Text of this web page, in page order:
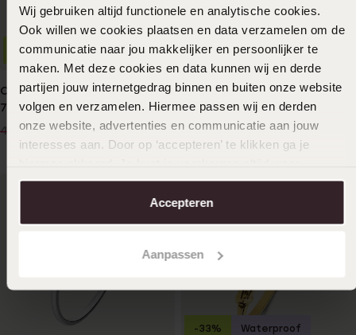
Wij gebruiken altijd functionele en analytische cookies.
Ook willen we cookies plaatsen en data verzamelen om de
communicatie naar jou makkelijker en persoonlijker te
maken. Met deze cookies en data kunnen wij en derde
partijen jouw internetgedrag binnen en buiten onze website
volgen en verzamelen. Hiermee passen wij en derden
onze website, advertenties en communicatie aan jouw
interesses aan. Door op ‘accepteren’ te klikken ga je
aanpassen. Lees er meer over in onscookiebeleid.
Accepteren
Aanpassen
Casio horloge LTP-1259D-
7BEF
49.903999
-20%
-33% Waterproof